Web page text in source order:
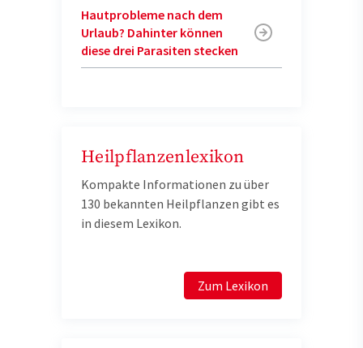
Hautprobleme nach dem
Urlaub? Dahinter können
diese drei Parasiten stecken
Heilpflanzenlexikon
Kompakte Informationen zu über
130 bekannten Heilpflanzen gibt es
in diesem Lexikon.
Zum Lexikon